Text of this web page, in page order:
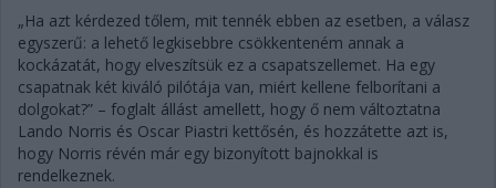
„Ha azt kérdezed tőlem, mit tennék ebben az esetben, a válasz
egyszerű: a lehető legkisebbre csökkenteném annak a
kockázatát, hogy elveszítsük ez a csapatszellemet. Ha egy
csapatnak két kiváló pilótája van, miért kellene felborítani a
dolgokat?” – foglalt állást amellett, hogy ő nem változtatna
Lando Norris és Oscar Piastri kettősén, és hozzátette azt is,
hogy Norris révén már egy bizonyított bajnokkal is
rendelkeznek.